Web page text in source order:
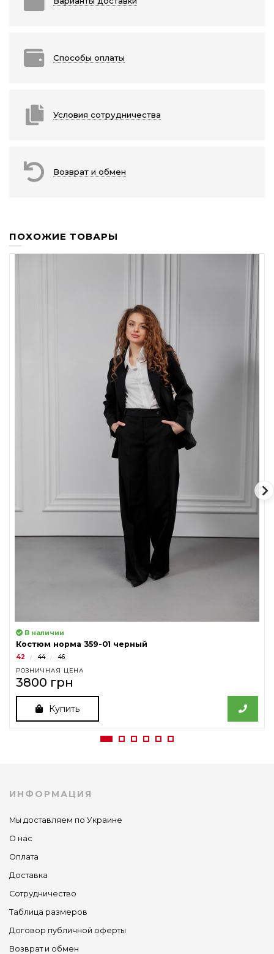
Способы оплаты
Условия сотрудничества
Возврат и обмен
ПОХОЖИЕ ТОВАРЫ
В наличии
Костюм норма 359-01 черный
42 44 46
РОЗНИЧНАЯ ЦЕНА
3800 грн
Купить
ИНФОРМАЦИЯ
Мы доставляем по Украине
О нас
Оплата
Доставка
Сотрудничество
Таблица размеров
Договор публичной оферты
Возврат и обмен